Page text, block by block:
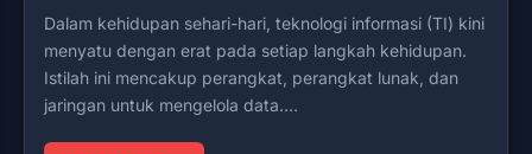
Dalam kehidupan sehari-hari, teknologi informasi (TI) kini
menyatu dengan erat pada setiap langkah kehidupan.
Istilah ini mencakup perangkat, perangkat lunak, dan
jaringan untuk mengelola data….